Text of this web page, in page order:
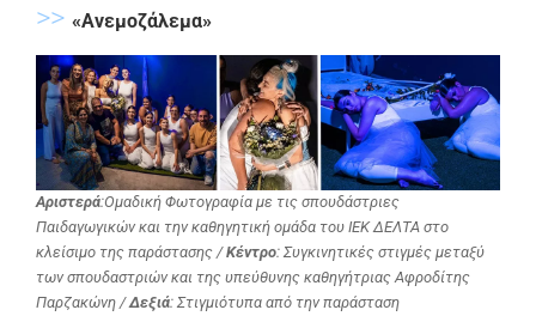
>> «Ανεμοζάλεμα»
Αριστερά:Ομαδική Φωτογραφία με τις σπουδάστριες
Παιδαγωγικών και την καθηγητική ομάδα του ΙΕΚ ΔΕΛΤΑ στο
κλείσιμο της παράστασης /Κέντρο: Συγκινητικές στιγμές μεταξύ
των σπουδαστριών και της υπεύθυνης καθηγήτριας Αφροδίτης
Παρζακώνη /Δεξιά: Στιγμιότυπα από την παράσταση